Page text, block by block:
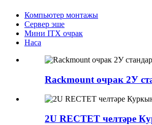
Компьютер монтажы
Сервер эше
Мини ITX очрак
Наса
Rackmount очрак 2У
2U RECTET челтәре